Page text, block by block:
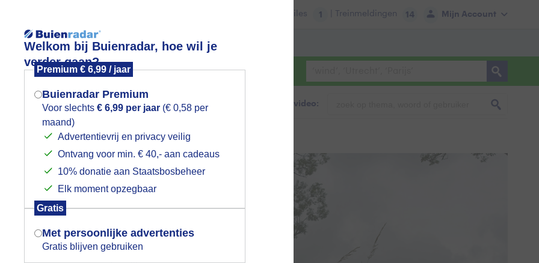
Welkom bij Buienradar, hoe wil je
verder gaan?
Premium € 6,99 / jaar
Buienradar Premium
Voor slechts € 6,99 per jaar (€ 0,58 per
maand)
Advertentievrij en privacy veilig
Ontvang voor min. € 40,- aan cadeaus
10% donatie aan Staatsbosbeheer
Elk moment opzegbaar
Gratis
Met persoonlijke advertenties
Gratis blijven gebruiken
Mijn Account
Files 1 | Treinmeldingen 14
Lees meer.
Foto en video Weerzine
Zoeken in foto & video:
bewolking.
Mogen we je locatie gebruiken voor
het weer?
Indien je hier nog geen akkoord op hebt
gegeven, verschijnt er zo een pop-up uit
je browser waarin deze toestemming
gevraagd wordt.